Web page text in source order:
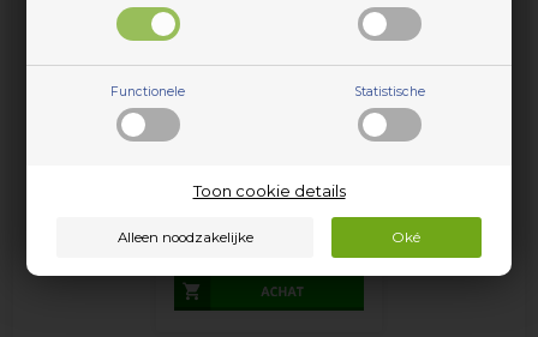
Functionele Statistische
Toon cookie details
afwasmachine
39,95